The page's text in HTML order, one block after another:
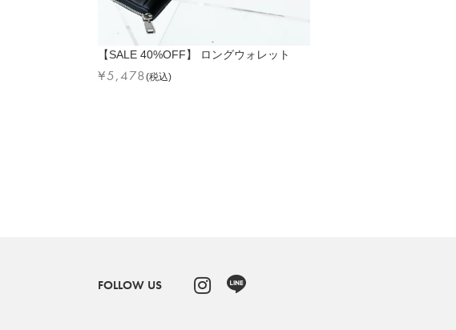
【SALE 40%OFF】 ロングウォレット
¥5,478(税込)
FOLLOW US